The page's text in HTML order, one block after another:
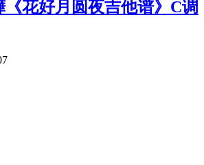
花好月圆夜吉他谱》C调